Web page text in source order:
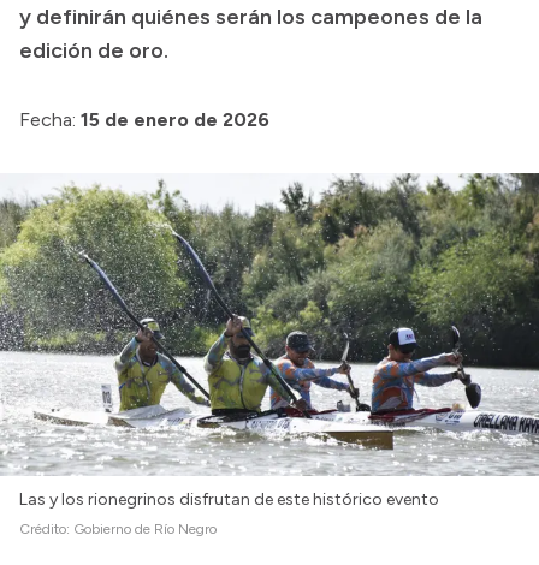
Boletín Oficial
Compras y licitaciones
Consulta de pago a proveedores
Intranet
Login
y definirán quiénes serán los campeones de la
edición de oro.
Fecha: 15 de enero de 2026
Las y los rionegrinos disfrutan de este histórico evento
Crédito: Gobierno de Río Negro